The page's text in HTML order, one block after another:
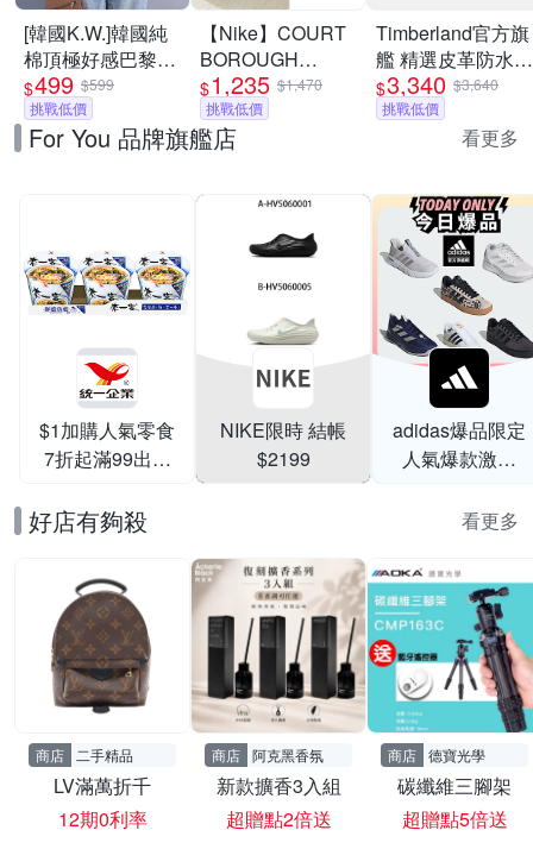
[韓國K.W.]韓國純
棉頂極好感巴黎設
計華麗上衣(壓褶/
中大尺碼/修身/輕
薄/小香風)
$499 $599
挑戰低價
【Nike】COURT
BOROUGH
RECRAFT SE GS
休閒鞋 運動鞋 女/
大童 A-IH4519100
$1,235 $1,470
挑戰低價
Timberland官方旗
艦 精選皮革防水休
閒鞋 皮鞋 男鞋(多
款任選)
$3,340 $3,640
挑戰低價
For You 品牌旗艦店 看更多
$1加購人氣零食
7折起滿99出貨
NIKE限時 結帳
$2199
adidas爆品限定
人氣爆款激降
好店有夠殺 看更多
商店 二手精品
LV滿萬折千
12期0利率
商店 阿克黑香氛
新款擴香3入組
超贈點2倍送
商店 德寶光學
碳纖維三腳架
超贈點5倍送